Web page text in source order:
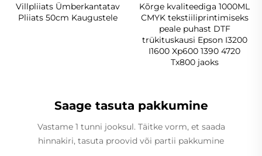
Villpliiats Ümberkantatav
Pliiats 50cm Kaugustele
Kõrge kvaliteediga 1000ML
CMYK tekstiiliprintimiseks
peale puhast DTF
trükituskausi Epson I3200
I1600 Xp600 1390 4720
Tx800 jaoks
Saage tasuta pakkumine
Vastame 1 tunni jooksul. Täitke vorm, et saada
hinnakiri, tasuta proovid või partii pakkumine